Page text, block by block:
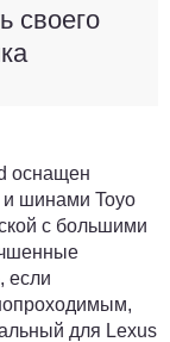
своего
оснащен
шинами Toyo
с большими
если
для Lexus